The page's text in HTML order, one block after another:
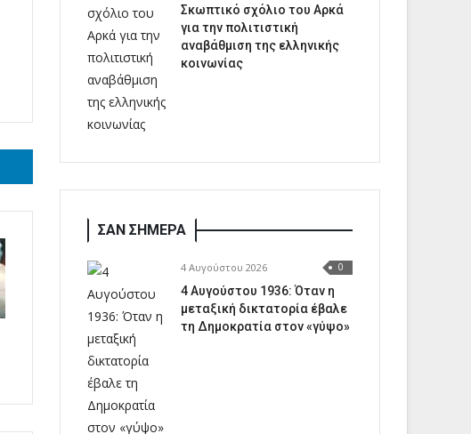
Σκωπτικό σχόλιο του Αρκά
για την πολιτιστική
αναβάθμιση της ελληνικής
κοινωνίας
ΣΑΝ ΣΗΜΕΡΑ
4 Αυγούστου 2026 0
4 Αυγούστου 1936: Όταν η
μεταξική δικτατορία έβαλε
τη Δημοκρατία στον «γύψο»